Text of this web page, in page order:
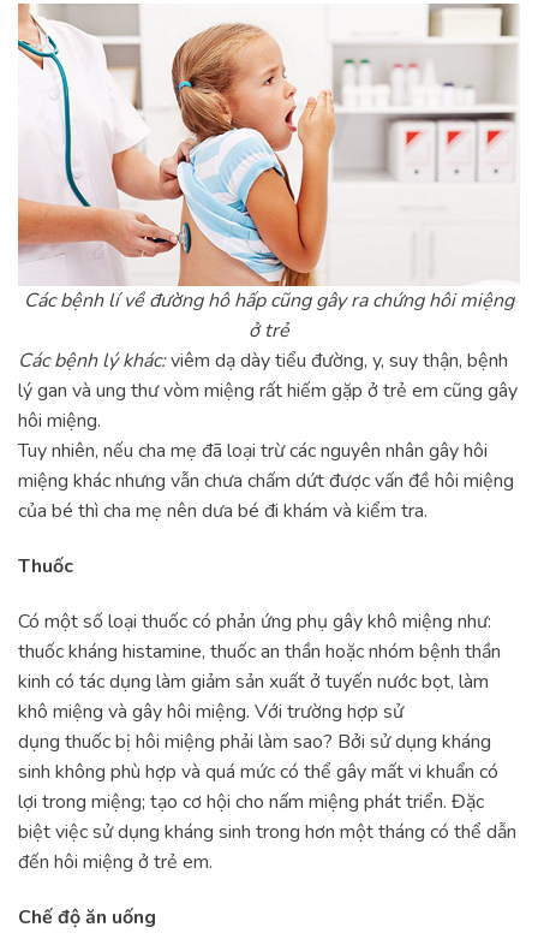
Các bệnh lí về đường hô hấp cũng gây ra chứng hôi miệng
ở trẻ
Các bệnh lý khác:viêm dạ dày tiểu đường, y, suy thận, bệnh
lý gan và ung thư vòm miệng rất hiếm gặp ở trẻ em cũng gây
hôi miệng.
Tuy nhiên, nếu cha mẹ đã loại trừ các nguyên nhân gây hôi
miệng khác nhưng vẫn chưa chấm dứt được vấn đề hôi miệng
của bé thì cha mẹ nên dưa bé đi khám và kiểm tra.
Thuốc
Có một số loại thuốc có phản ứng phụ gây khô miệng như:
thuốc kháng histamine, thuốc an thần hoặc nhóm bệnh thần
kinh có tác dụng làm giảm sản xuất ở tuyến nước bọt, làm
khô miệng và gây hôi miệng. Với trường hợp sử
dụng thuốcbị hôi miệng phải làm sao? Bởi sử dụng kháng
sinh không phù hợp và quá mức có thể gây mấtvi khuẩn có
lợi trong miệng; tạo cơ hội cho nấm miệng phát triển. Đặc
biệt việc sử dụng kháng sinh trong hơn một tháng có thể dẫn
đến hôi miệng ở trẻ em.
Chế độ ăn uống